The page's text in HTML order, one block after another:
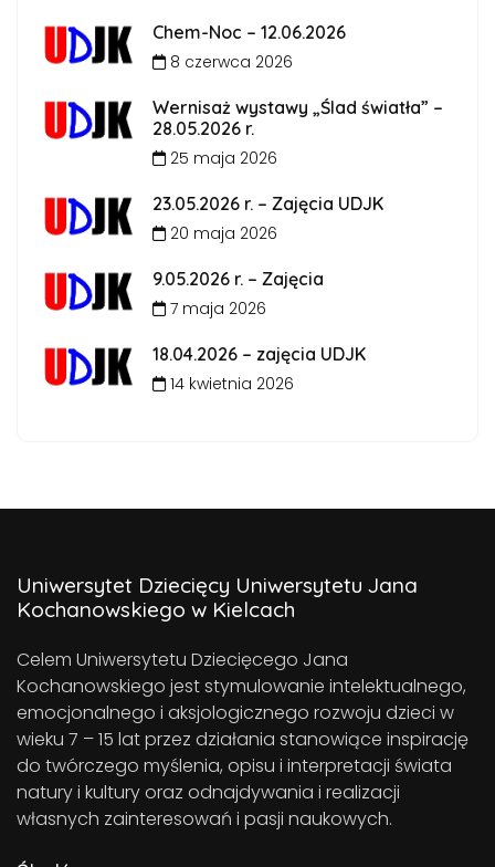
Chem-Noc – 12.06.2026
8 czerwca 2026
Wernisaż wystawy „Ślad światła” –
28.05.2026 r.
25 maja 2026
23.05.2026 r. – Zajęcia UDJK
20 maja 2026
9.05.2026 r. – Zajęcia
7 maja 2026
18.04.2026 – zajęcia UDJK
14 kwietnia 2026
Uniwersytet Dziecięcy Uniwersytetu Jana
Kochanowskiego w Kielcach
Celem Uniwersytetu Dziecięcego Jana
Kochanowskiego jest stymulowanie intelektualnego,
emocjonalnego i aksjologicznego rozwoju dzieci w
wieku 7 – 15 lat przez działania stanowiące inspirację
do twórczego myślenia, opisu i interpretacji świata
natury i kultury oraz odnajdywania i realizacji
własnych zainteresowań i pasji naukowych.